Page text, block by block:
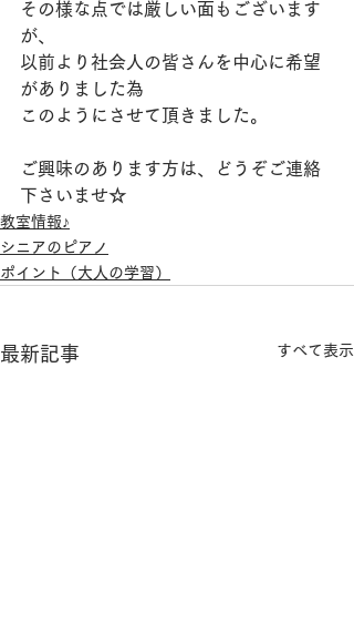
その様な点では厳しい面もございます
が、
以前より社会人の皆さんを中心に希望
がありました為
このようにさせて頂きました。
ご興味のあります方は、どうぞご連絡
下さいませ☆
教室情報♪
シニアのピアノ
ポイント（大人の学習）
最新記事 すべて表示